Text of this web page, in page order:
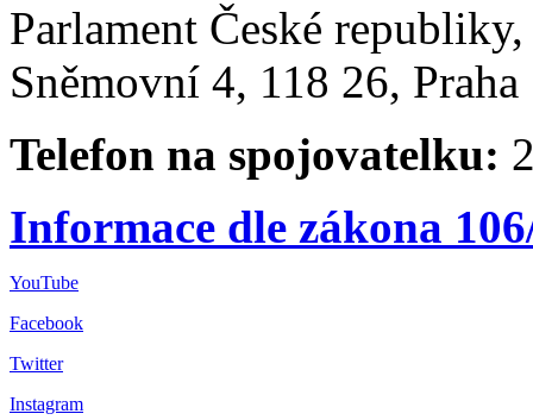
Parlament České
Sněmovní 4, 118 26,
Telefon na spojovatelku:
Informace dle zákona
YouTube
Facebook
Twitter
Instagram